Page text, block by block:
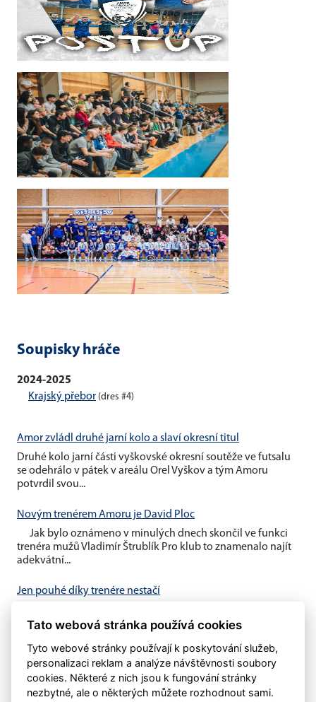
Soupisky hráče
2024-2025
Krajský přebor (dres #4)
Amor zvládl druhé jarní kolo a slaví okresní titul
Druhé kolo jarní části vyškovské okresní soutěže ve futsalu
se odehrálo v pátek v areálu Orel Vyškov a tým Amoru
potvrdil svou...
Novým trenérem Amoru je David Ploc
Jak bylo oznámeno v minulých dnech skončil ve funkci
trenéra mužů Vladimír Štrublík Pro klub to znamenalo najít
adekvátní...
Jen pouhé díky trenére nestačí
Štrublíka u našeho áčka Domníváme se, že pouhé
Tato webová stránka používá cookies
Tyto webové stránky používají k poskytování služeb,
personalizaci reklam a analýze návštěvnosti soubory
cookies. Některé z nich jsou k fungování stránky
nezbytné, ale o některých můžete rozhodnout sami.